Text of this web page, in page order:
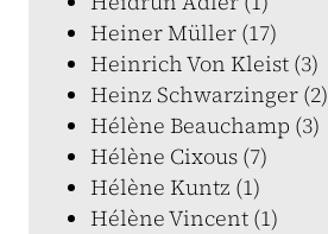
Heiner Müller (17)
Heinrich Von Kleist (3)
Heinz Schwarzinger (2)
Hélène Beauchamp (3)
Hélène Cixous (7)
Hélène Kuntz (1)
Hélène Vincent (1)